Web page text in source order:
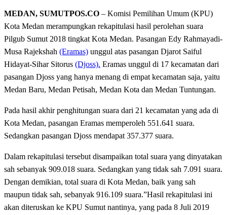
MEDAN, SUMUTPOS.CO – Komisi Pemilihan Umum (KPU)
Kota Medan merampungkan rekapitulasi hasil perolehan suara
Pilgub Sumut 2018 tingkat Kota Medan. Pasangan Edy Rahmayadi-
Musa Rajekshah (Eramas) unggul atas pasangan Djarot Saiful
Hidayat-Sihar Sitorus (Djoss). Eramas unggul di 17 kecamatan dari
pasangan Djoss yang hanya menang di empat kecamatan saja, yaitu
Medan Baru, Medan Petisah, Medan Kota dan Medan Tuntungan.
Pada hasil akhir penghitungan suara dari 21 kecamatan yang ada di
Kota Medan, pasangan Eramas memperoleh 551.641 suara.
Sedangkan pasangan Djoss mendapat 357.377 suara.
Dalam rekapitulasi tersebut disampaikan total suara yang dinyatakan
sah sebanyak 909.018 suara. Sedangkan yang tidak sah 7.091 suara.
Dengan demikian, total suara di Kota Medan, baik yang sah
maupun tidak sah, sebanyak 916.109 suara.”Hasil rekapitulasi ini
akan diteruskan ke KPU Sumut nantinya, yang pada 8 Juli 2019